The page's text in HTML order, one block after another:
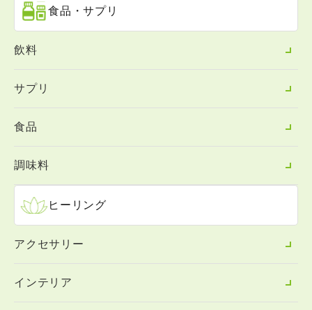
食品・サプリ
飲料
サプリ
食品
調味料
ヒーリング
アクセサリー
インテリア